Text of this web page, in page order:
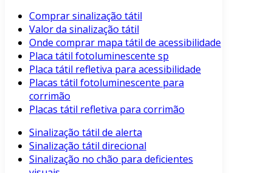
Comprar sinalização tátil
Valor da sinalização tátil
Onde comprar mapa tátil de acessibilidade
Placa tátil fotoluminescente sp
Placa tátil refletiva para acessibilidade
Placas tátil fotoluminescente para
corrimão
Placas tátil refletiva para corrimão
Sinalização tátil de alerta
Sinalização tátil direcional
Sinalização no chão para deficientes